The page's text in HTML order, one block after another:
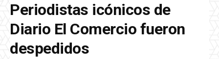
Periodistas icónicos de
Diario El Comercio fueron
despedidos